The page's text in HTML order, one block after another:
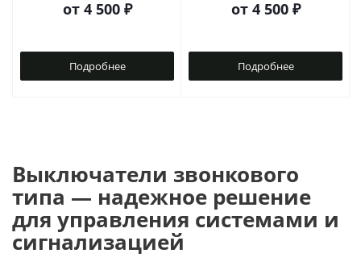
от 4 500 ₽
Подробнее
от 4 500 ₽
Подробнее
Выключатели звонкового
типа — надежное решение
для управления системами и
сигнализацией